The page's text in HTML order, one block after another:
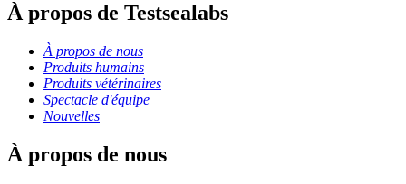
À propos de Testsealabs
À propos de nous
Produits humains
Produits vétérinaires
Spectacle d'équipe
Nouvelles
À propos de nous